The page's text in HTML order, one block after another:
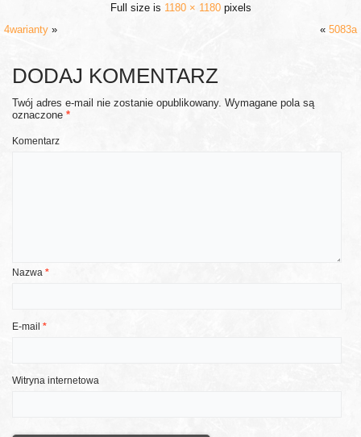
Full size is 1180 × 1180pixels
4warianty » « 5083a
DODAJ KOMENTARZ
Twój adres e-mail nie zostanie opublikowany. Wymagane pola są
oznaczone*
Komentarz
Nazwa*
E-mail*
Witryna internetowa